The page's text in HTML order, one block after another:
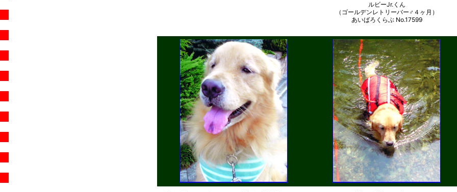
ルビーJr.くん
（ゴールデンレトリーバー♂４ヶ月）
あいばろくらぶ No.17599